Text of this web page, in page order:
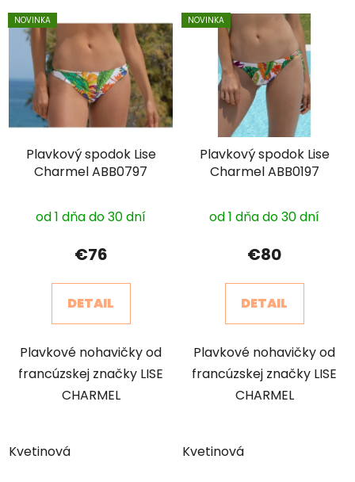
NOVINKA
Plavkový spodok Lise
Charmel ABB0797
od 1 dňa do 30 dní
€76
DETAIL
Plavkové nohavičky od
francúzskej značky LISE
CHARMEL
Kvetinová
NOVINKA
Plavkový spodok Lise
Charmel ABB0197
od 1 dňa do 30 dní
€80
DETAIL
Plavkové nohavičky od
francúzskej značky LISE
CHARMEL
Kvetinová